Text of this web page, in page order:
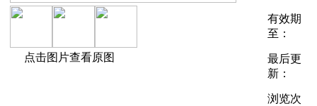
点击图片查看原图
有效期
至：
最后更
新：
浏览次